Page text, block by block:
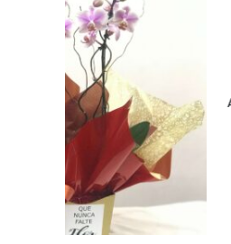
Arranjo de Orquideas
R$389,00
Em até 1x de
avista, (P/ mais
contato com a
ADICIONAR AO